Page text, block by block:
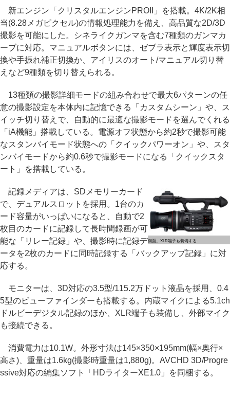
新エンジン「クリスタルエンジンPROII」を搭載。4K/2K相
当(8.28メガピクセル)の情報処理能力を備え、高品質な2D/3D
撮影を可能にした。シネライクガンマを含む7種類のガンマカ
ーブに対応。マニュアルボタンには、ゼブラ表示と輝度表示切
換や手振れ補正切換か、アイリスのオート/マニュアル切り替
えなど9種類を切り替えられる。
13種類の撮影詳細モードの組み合わせで最大6パターンの任
意の撮影設定を本体内に記憶できる「カスタムシーン」や、ス
イッチ切り替えで、自動的に最適な撮影モードを選んでくれる
「iA機能」搭載している。電源オフ状態から約2秒で撮影可能
なスタンバイモード状態への「クイックパワーオン」や、スタ
ンバイモードから約0.6秒で撮影モードになる「クイックスタ
ート」を搭載している。
側面。XLR端子も装備する
記録メディアは、SDメモリーカード
で、デュアルスロットを採用。1台のカ
ード容量がいっぱいになると、自動で2
枚目のカードに記録して長時間録画が可
能な「リレー記録」や、撮影時に記録デ
ータを2枚のカードに同時記録する「バックアップ記録」に対
応する。
モニターは、3D対応の3.5型/115.2万ドット液晶を採用、0.4
5型のビューファインダーも搭載する。内蔵マイクによる5.1ch
ドルビーデジタル記録のほか、XLR端子も装備し、外部マイク
も接続できる。
消費電力は10.1W。外形寸法は145×350×195mm(幅×奥行×
高さ)、重量は1.6kg(撮影時重量は1,880g)。AVCHD 3D/Progre
ssive対応の編集ソフト「HDライターXE1.0」を同梱する。